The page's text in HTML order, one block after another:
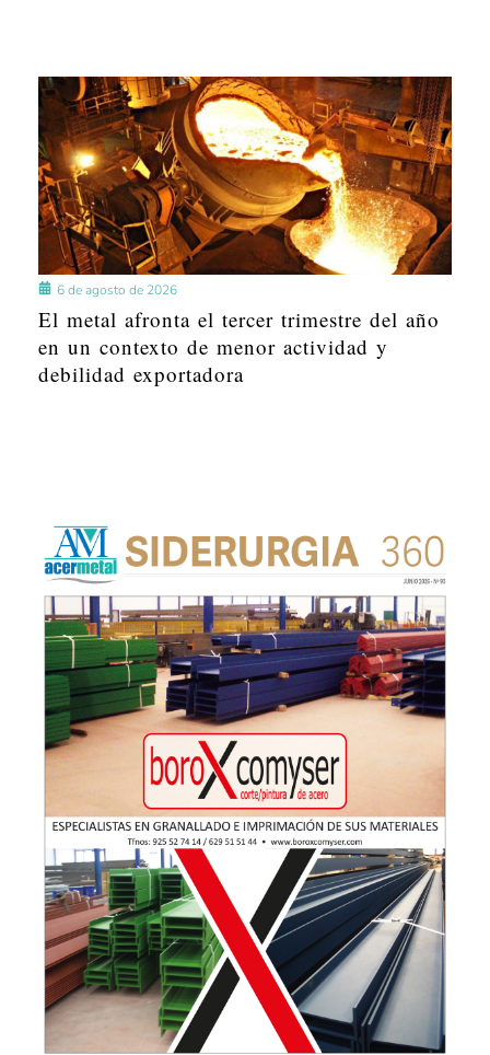
6 de agosto de 2026
El metal afronta el tercer trimestre del año
en un contexto de menor actividad y
debilidad exportadora